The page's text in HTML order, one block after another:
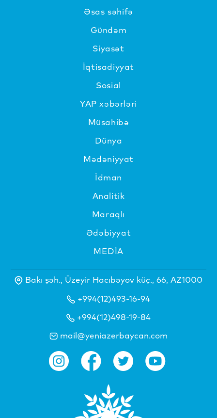
Əsas səhifə
Gündəm
Siyasət
İqtisadiyyat
Sosial
YAP xəbərləri
Müsahibə
Dünya
Mədəniyyat
İdman
Analitik
Maraqlı
Ədəbiyyat
MEDİA
Bakı şəh., Üzeyir Hacıbəyov küç., 66, AZ1000
+994(12)493-16-94
+994(12)498-19-84
mail@yeniazerbaycan.com